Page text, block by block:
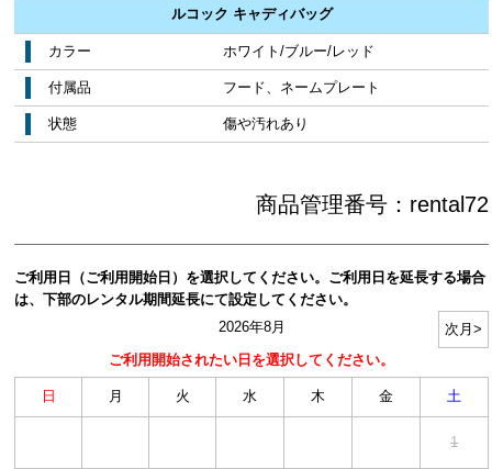
ルコック キャディバッグ
カラー ホワイト/ブルー/レッド
付属品 フード、ネームプレート
状態 傷や汚れあり
商品管理番号： rental72
ご利用日（ご利用開始日）を選択してください。ご利用日を延長する場合
は、下部のレンタル期間延長にて設定してください。
2026年8月
日 月 火 水 木 金 土
1